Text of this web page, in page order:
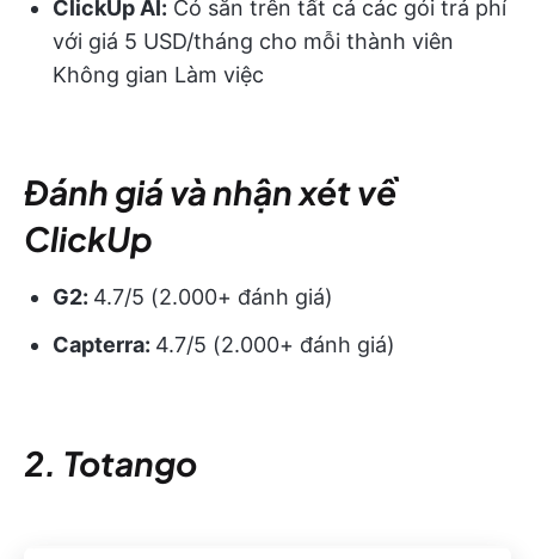
ClickUp AI: Có sẵn trên tất cả các gói trả phí
với giá 5 USD/tháng cho mỗi thành viên
Không gian Làm việc
Đánh giá và nhận xét về
ClickUp
G2: 4.7/5 (2.000+ đánh giá)
Capterra: 4.7/5 (2.000+ đánh giá)
2. Totango